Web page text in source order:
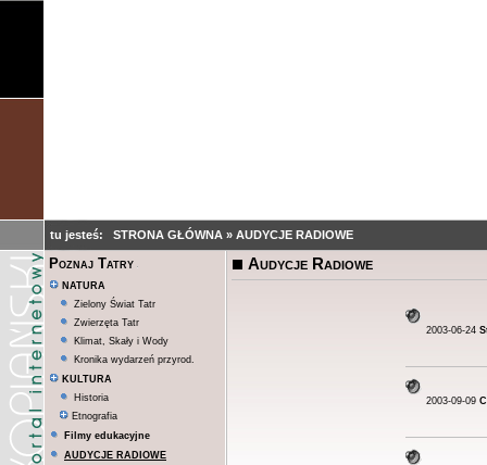
tu jesteś: STRONA GŁÓWNA » AUDYCJE RADIOWE
Poznaj Tatry
NATURA
Zielony Świat Tatr
Zwierzęta Tatr
Klimat, Skały i Wody
Kronika wydarzeń przyrod.
KULTURA
Historia
Etnografia
Filmy edukacyjne
AUDYCJE RADIOWE
Audycje Radiowe
2003-06-24
2003-09-09